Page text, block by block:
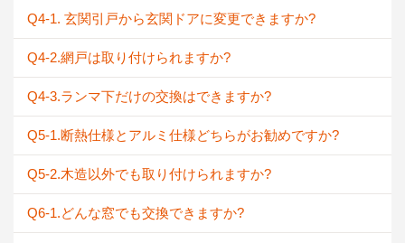
Q4-1. 玄関引戸から玄関ドアに変更できますか?
Q4-2.網戸は取り付けられますか?
Q4-3.ランマ下だけの交換はできますか?
Q5-1.断熱仕様とアルミ仕様どちらがお勧めですか?
Q5-2.木造以外でも取り付けられますか?
Q6-1.どんな窓でも交換できますか?